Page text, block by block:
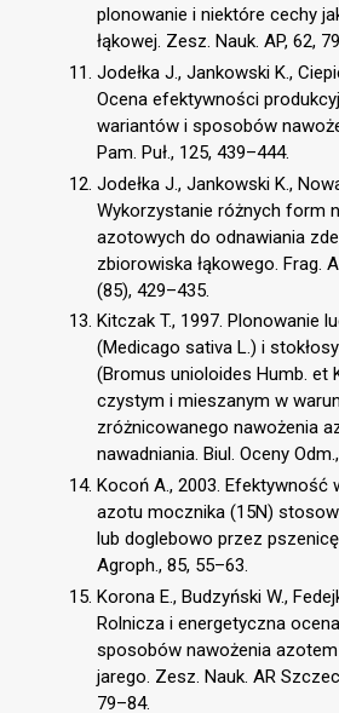
plonowanie i niektóre cechy
łąkowej. Zesz. Nauk. AP, 62,
Jodełka J., Jankowski K.,
Ocena efektywności
wariantów i sposobów
Pam. Puł., 125, 439–444.
Jodełka J., Jankowski K.,
Wykorzystanie różnych form
azotowych do odnawiania
zbiorowiska łąkowego. Frag.
(85), 429–435.
Kitczak T., 1997. Plonowanie
(Medicago sativa L.) i
(Bromus unioloides Humb. et
czystym i mieszanym w
zróżnicowanego nawożenia
nawadniania. Biul. Oceny
Kocoń A., 2003. Efektywność
azotu mocznika (15N)
lub doglebowo przez
Agroph., 85, 55–63.
Korona E., Budzyński W.,
Rolnicza i energetyczna
sposobów nawożenia
jarego. Zesz. Nauk. AR
79–84.